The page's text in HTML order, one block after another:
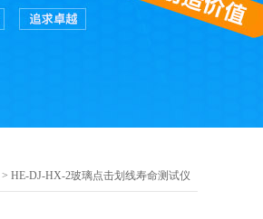
> HE-DJ-HX-2玻璃点击划线寿命测试仪